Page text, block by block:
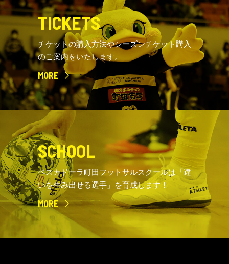
TICKETS
チケットの購入方法やシーズンチケット購入
のご案内をいたします。
MORE
SCHOOL
ペスカドーラ町田フットサルスクールは「違
いを生み出せる選手」を育成します！
MORE